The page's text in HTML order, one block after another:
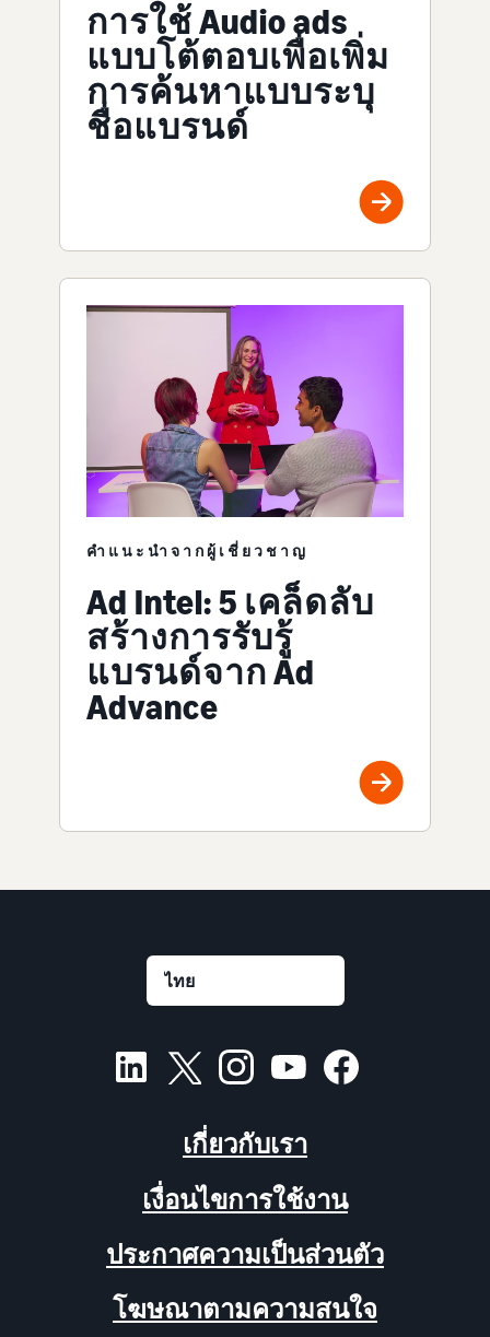
การใช้ Audio ads
แบบโต้ตอบเพื่อเพิ่ม
การค้นหาแบบระบุ
ชื่อแบรนด์
คำแนะนำจากผู้เชี่ยวชาญ
Ad Intel: 5 เคล็ดลับ
สร้างการรับรู้
แบรนด์จาก Ad
Advance
เกี่ยวกับเรา
เงื่อนไขการใช้งาน
ประกาศความเป็นส่วนตัว
โฆษณาตามความสนใจ